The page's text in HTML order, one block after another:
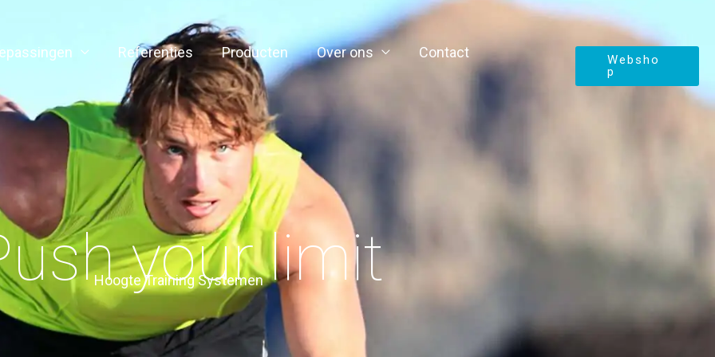
Referenties Producten Over ons Contact
Websho
p
your limit
Hoogte Training Systemen